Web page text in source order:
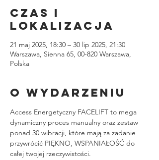
Czas i
lokalizacja
21 maj 2025, 18:30 – 30 lip 2025, 21:30
Warszawa, Sienna 65, 00-820 Warszawa,
Polska
O wydarzeniu
Access Energetyczny FACELIFT to mega
dynamiczny proces manualny oraz zestaw
ponad 30 wibracji, które mają za zadanie
przywrócić PIĘKNO, WSPANIAŁOŚĆ do
całej twojej rzeczywistości.